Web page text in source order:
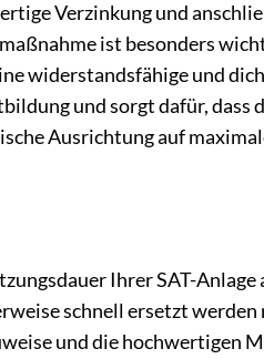
Verzinkung und
ist besonders
widerstandsfähige und
und sorgt dafür, dass
Ausrichtung auf
Ihrer SAT-Anlage
schnell ersetzt werden
und die hochwertigen